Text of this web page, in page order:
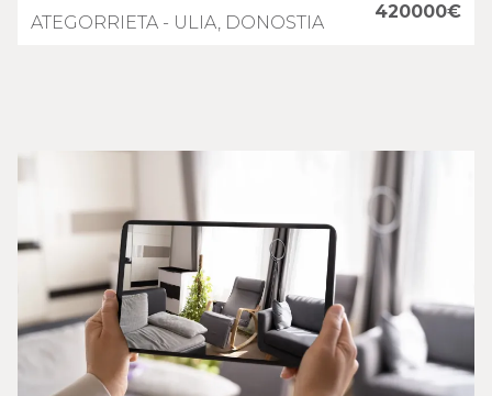
ATEGORRIETA - ULIA, DONOSTIA
420000€